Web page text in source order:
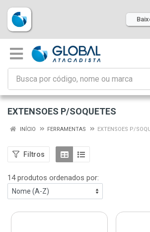
EXTENSOES P/SOQUETES
INÍCIO FERRAMENTAS EXTENSOES P/
Filtros
14 produtos ordenados por: